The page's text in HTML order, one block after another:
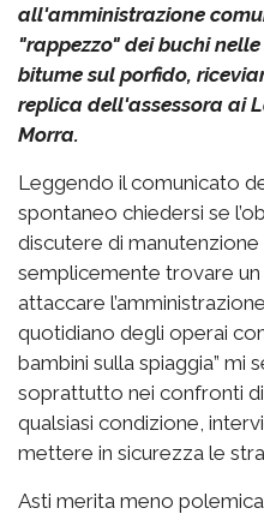
all'amministrazione
"rappezzo" dei buchi
bitume sul porfido,
replica dell'assessora ai
Morra.
Leggendo il comunicato
spontaneo chiedersi se
discutere di
semplicemente trovare
attaccare
quotidiano degli operai
bambini sulla spiaggia” mi
soprattutto nei confronti
qualsiasi condizione,
mettere in sicurezza le
Asti merita meno